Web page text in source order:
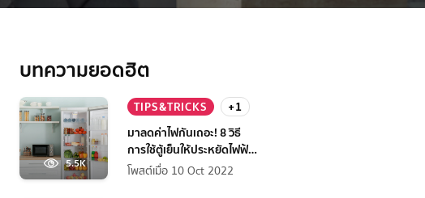
บทความยอดฮิต
5.5K
TIPS&TRICKS
+1
มาลดค่าไฟกันเถอะ! 8 วิธี
การใช้ตู้เย็นให้ประหยัดไฟฟ้า
กว่าเดิม
โพสต์เมื่อ 10 Oct 2022